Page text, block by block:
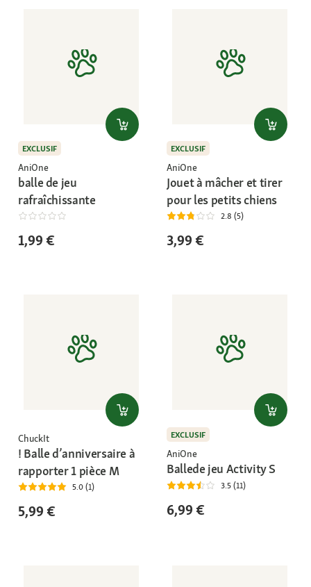
EXCLUSIF
AniOne
balle de jeu
rafraîchissante
1,99 €
EXCLUSIF
AniOne
Jouet à mâcher et tirer
pour les petits chiens
2.8 (5)
3,99 €
ChuckIt
! Balle d’anniversaire à
rapporter 1 pièce M
5.0 (1)
5,99 €
EXCLUSIF
AniOne
Ballede jeu Activity S
3.5 (11)
6,99 €